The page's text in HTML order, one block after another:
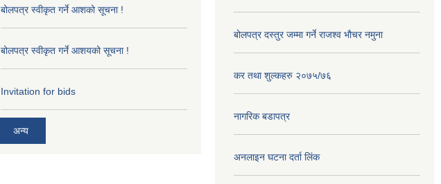
बोलपत्र स्वीकृत गर्ने आशको सूचना !
बोलपत्र स्वीकृत गर्ने आशयको सूचना !
Invitation for bids
अन्य
बोलपत्र दस्तुर जम्मा गर्ने राजश्व भौचर नमुना
कर तथा शुल्कहरु २०७५/७६
नागरिक बडापत्र
अनलाइन घटना दर्ता लिंक